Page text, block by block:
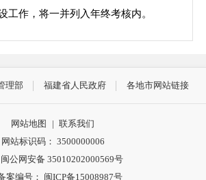
工作，将一并列入年终考核内。
理部 福建省人民政府 各地市网站链接
网站地图 | 联系我们
网站标识码： 3500000006
闽公网安备 35010202000569号
案编号： 闽ICP备15008987号